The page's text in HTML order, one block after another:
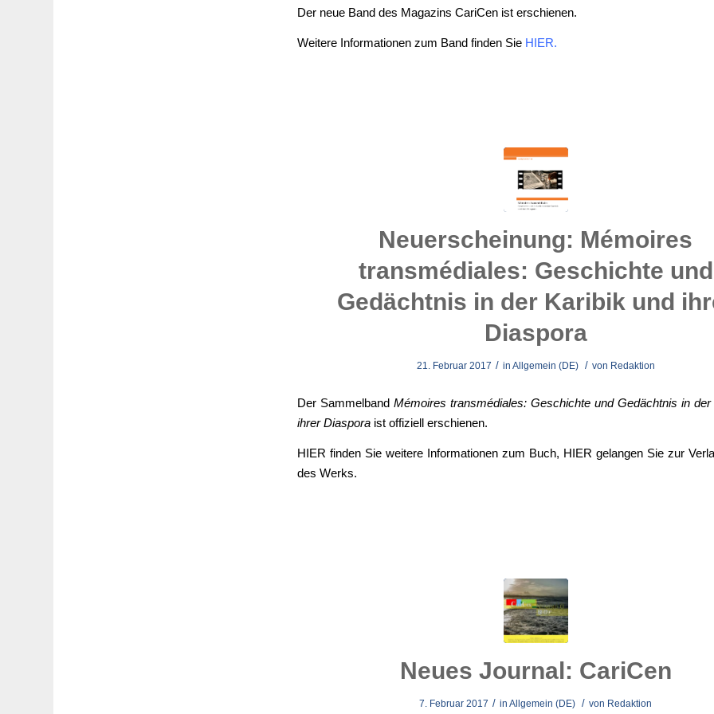
Der neue Band des Magazins CariCen ist erschienen.
Weitere Informationen zum Band finden Sie HIER.
Neuerscheinung: Mémoires
transmédiales: Geschichte und
Gedächtnis in der Karibik und
Diaspora
21. Februar 2017 / in Allgemein (DE) / von Redaktion
Der Sammelband Mémoires transmédiales: Geschichte und Gedächtnis in
ihrer Diaspora ist offiziell erschienen.
HIER finden Sie weitere Informationen zum Buch, HIER gelangen Sie zur
des Werks.
Neues Journal: CariCen
7. Februar 2017 / in Allgemein (DE) / von Redaktion